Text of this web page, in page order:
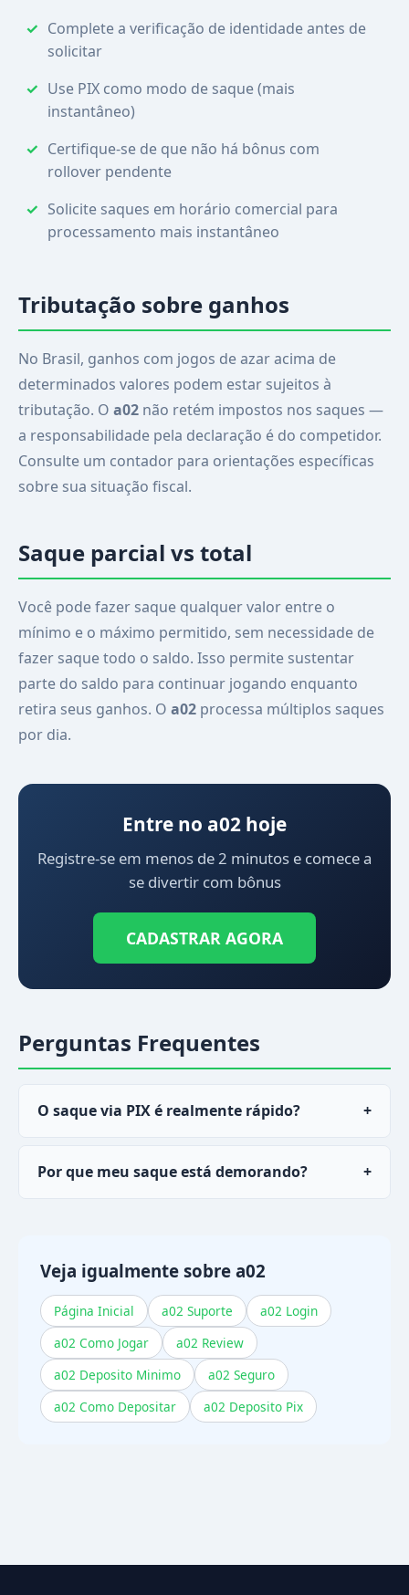
Complete a verificação de identidade antes de
solicitar
Use PIX como modo de saque (mais
instantâneo)
Certifique-se de que não há bônus com
rollover pendente
Solicite saques em horário comercial para
processamento mais instantâneo
Tributação sobre ganhos
No Brasil, ganhos com jogos de azar acima de
determinados valores podem estar sujeitos à
tributação. O a02 não retém impostos nos saques —
a responsabilidade pela declaração é do competidor.
Consulte um contador para orientações específicas
sobre sua situação fiscal.
Saque parcial vs total
Você pode fazer saque qualquer valor entre o
mínimo e o máximo permitido, sem necessidade de
fazer saque todo o saldo. Isso permite sustentar
parte do saldo para continuar jogando enquanto
retira seus ganhos. O a02 processa múltiplos saques
por dia.
Entre no a02 hoje
Registre-se em menos de 2 minutos e comece a
se divertir com bônus
CADASTRAR AGORA
Perguntas Frequentes
O saque via PIX é realmente rápido?
+
menos de 30 minutos.
Por que meu saque está demorando?
+
esses itens ou contate o suporte.
Veja igualmente sobre a02
Página Inicial a02 Suporte
a02 Login
a02 Como Jogar
a02 Review
a02 Deposito Minimo
a02 Seguro
a02 Como Depositar
a02 Deposito Pix